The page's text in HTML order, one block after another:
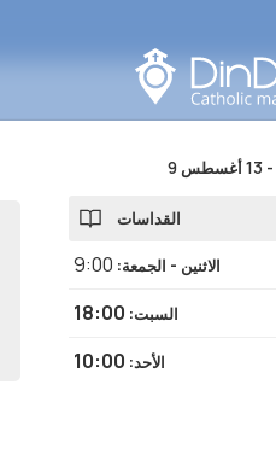
-13 أغسطس
القداسات
الاثنين - الجمعة:
9:00
السبت:
18:00
الأحد:
10:00